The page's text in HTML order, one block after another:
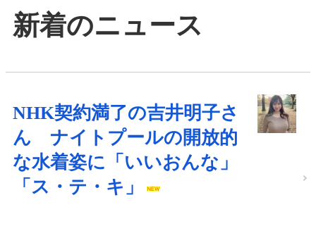
新着のニュース
NHK契約満了の吉井明子さ
ん ナイトプールの開放的
な水着姿に「いいおんな」
「ス・テ・キ」